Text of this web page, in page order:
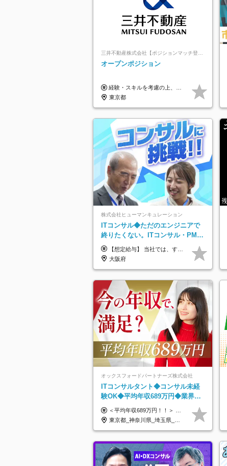
オープンポジション
経験・スキルを考慮の上、決定します。 ▼参考情報 ----------------------- ＜想定年収850万円～1,500万円（基礎給与・賞与2回含む）＞ 月給42万円～ ※時間外勤務手当・諸手当等別途 ※試用期間3ヶ月 ※残業手当有り
東京都
株式会社ヒューマンキュレーション
ITコンサル◆ただのエンジニアで
終りたくない。ITコンサル・PMに
挑戦出来る！成長中の次世代IT企
業
【想定給与】 当社では、すべてのプロジェクトで受注単価を完全開示。 給与はその単価に連動し、還元率は80％以上を保証しています。 経験・スキル・貢献度に応じて報酬を正当に評価し、前職年収の保証も行っています。 ■正社員 月給35万円以上＋賞与年2回（みなし残業20h分含む） ◇試用期間は3ヶ月（期間中の待遇に変更なし） ◇みなし残業は案件先によって異なります。詳細は面談にてご説明致します。 ※経験・スキルを考慮し優遇 年収例： ・29歳女性／年収700万円（開発→上流転向） ・38歳男性／年収1,100万円（PMO・マネジメント） ・47歳男性／年収1,300万円（ITコンサル・高裁量案件）
大阪府
オックスフォードパートナーズ株式会社
ITコンサルタント◆コンサル未経
験OK◆平均年収689万円◆業界屈
指の営業力でサポート◆フルリモ
ート可
＜平均年収689万円！！＞ ☆前給保証以上☆案件待機期間も給与保証あり☆ 月給40万円～150万円（固定残業代含む） ※経験や能力を考慮し決定します ※試用期間6ヶ月あり。条件や待遇に差異はありません ※上記には固定残業代（30時間分／7万6000円～）が含まれています。 ※超過分は時間外手当を別途支給。 【実際の給与例】 野原さん（35歳）※前職年収480万円 （Java／C#エンジニア ⇒ 業務系システム開発 ⇒ 要件定義・業務分析 ⇒ ITコンサル案件へ参画） ▼620万円（入社初年度） ・Web系業務システム開発（Java、C#） ・ 顧客折衝や開発チームとの調整 ・ 既存システムの改修・機能追加案件に従事 ▼780万円（入社2年目） ・ 金融機関向け業務系システムの要件定義・設計補助 ・ 開発チームと連携した業務分析・課題整理 ・小規模PMO支援案件への参画 ▼1,090万円（入社3年目） ・ 大手企業向けIT戦略・業務改革プロジェクトに参画 ・コンサルタントとして要件定義・業務改善提案・ベンダー調整を担当 ・ PMO／部分的PM業務も兼務し、上流工程での裁量を拡大
東京都_神奈川県_埼玉県_千葉県_大阪府_愛知県_北海道_青森県_岩手県_宮城県_秋田県_山形県_福島県_茨城県_栃木県_群馬県_新潟県_山梨県_長野県_富山県_石川県_福井県_静岡県_岐阜県_三重県_兵庫県_京都府_滋賀県_奈良県_和歌山県_広島県_岡山県_鳥取県_島根県_山口県_徳島県_香川県_愛媛県_高知県_福岡県_熊本県_佐賀県_長崎県_大分県_宮崎県_鹿児島県_沖縄県